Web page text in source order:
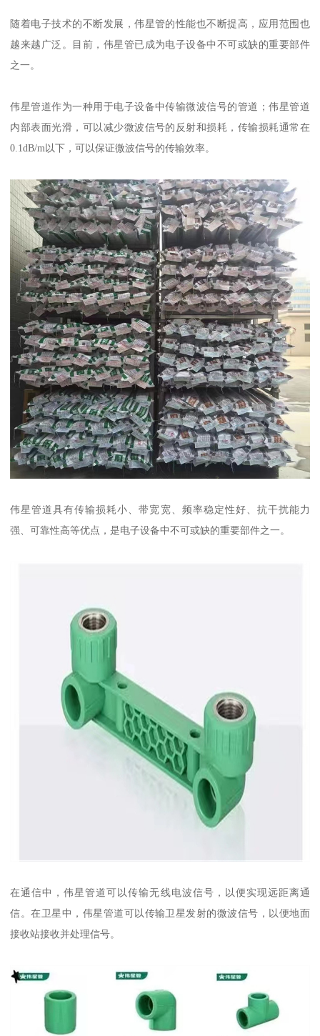
随着电子技术的不断发展，伟星管的性能也不断提高，应用范围也
越来越广泛。目前，伟星管已成为电子设备中不可或缺的重要部件
之一。
伟星管道作为一种用于电子设备中传输微波信号的管道；伟星管道
内部表面光滑，可以减少微波信号的反射和损耗，传输损耗通常在
0.1dB/m以下，可以保证微波信号的传输效率。
伟星管道具有传输损耗小、带宽宽、频率稳定性好、抗干扰能力
强、可靠性高等优点，是电子设备中不可或缺的重要部件之一。
在通信中，伟星管道可以传输无线电波信号，以便实现远距离通
信。在卫星中，伟星管道可以传输卫星发射的微波信号，以便地面
接收站接收并处理信号。